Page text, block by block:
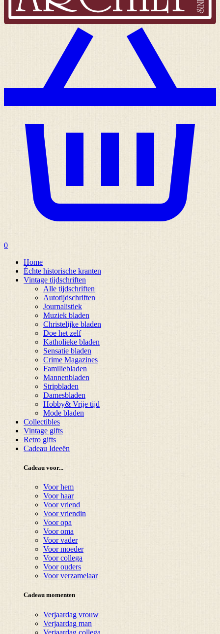
0
Home
Échte historische kranten
Vintage tijdschriften
Alle tijdschriften
Autotijdschriften
Journalistiek
Muziek bladen
Christelijke bladen
Doe het zelf
Katholieke bladen
Sensatie bladen
Crime Magazines
Familiebladen
Mannenbladen
Stripbladen
Damesbladen
Hobby& Vrije tijd
Mode bladen
Collectibles
Vintage gifts
Retro gifts
Cadeau Ideeën
Cadeau voor...
Voor hem
Voor haar
Voor vriend
Voor vriendin
Voor opa
Voor oma
Voor vader
Voor moeder
Voor collega
Voor ouders
Voor verzamelaar
Cadeau momenten
Verjaardag vrouw
Verjaardag man
Verjaardag collega